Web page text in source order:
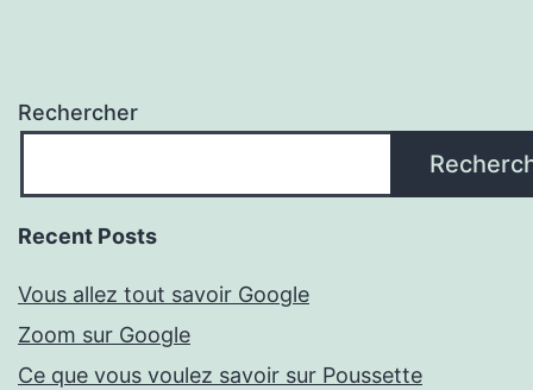
Rechercher
Recent Posts
Vous allez tout savoir Google
Zoom sur Google
Ce que vous voulez savoir sur Poussette